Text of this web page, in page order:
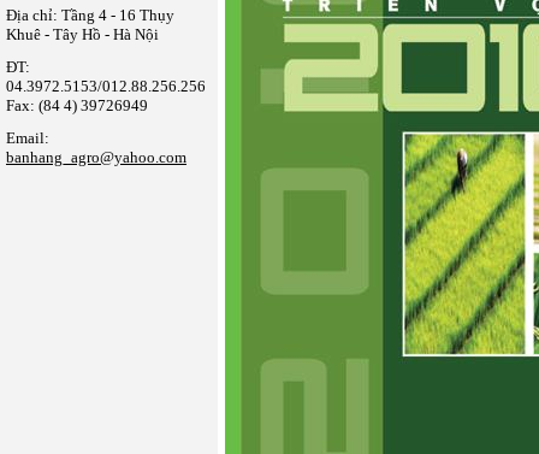
Địa chỉ: Tầng 4 - 16 Thụy
Khuê - Tây Hồ - Hà Nội
ĐT:
04.3972.5153/012.88.256.256
Fax: (84 4) 39726949
Email:
banhang_agro@yahoo.com